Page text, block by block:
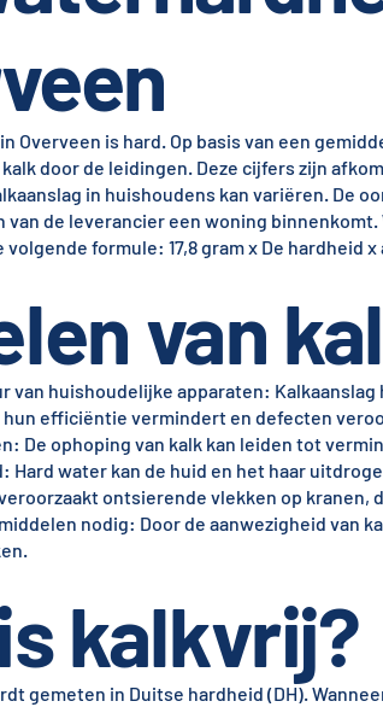
Overveen is hard. Op basis van een
door de leidingen. Deze cijfers zijn
in huishoudens kan variëren. De
van de leverancier een woning
volgende formule: 17,8 gram x De hardheid
van
van huishoudelijke apparaten:
hun efficiëntie vermindert en defecten
De ophoping van kalk kan leiden tot
Hard water kan de huid en het haar
ontsierende vlekken op kranen,
nodig: Door de aanwezigheid van
kalkvrij?
gemeten in Duitse hardheid (DH).